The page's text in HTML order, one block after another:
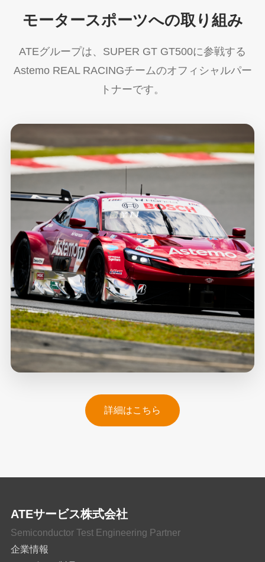
モータースポーツへの取り組み
ATEグループは、SUPER GT GT500に参戦する
Astemo REAL RACINGチームのオフィシャルパー
トナーです。
詳細はこちら
ATEサービス株式会社
Semiconductor Test Engineering Partner
企業情報